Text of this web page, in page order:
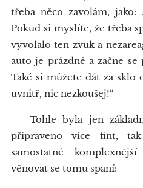
třeba něco zavolám, jako:
Pokud si myslíte, že třeba
vyvolalo ten zvuk a
auto je prázdné a začne
Také si můžete dát za sklo
uvnitř, nic nezkoušej!“
Tohle byla jen
připraveno více fint,
samostatné
věnovat se tomu spaní: